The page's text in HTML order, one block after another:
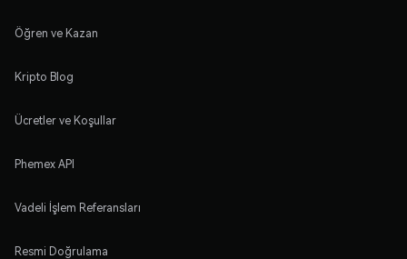
Öğren ve Kazan
Kripto Blog
Ücretler ve Koşullar
Phemex API
Vadeli İşlem Referansları
Resmi Doğrulama